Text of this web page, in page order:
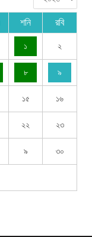
শনি রবি
১ ২
৮ ৯
১৫ ১৬
২২ ২৩
৯ ৩০